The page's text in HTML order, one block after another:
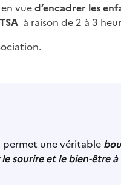
vued’encadrer les
à raison de 2 à 3
permet une véritable
sourire et le bien-être